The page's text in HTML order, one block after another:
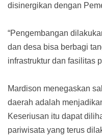
disinergikan dengan
“Pengembangan
dan desa bisa berbagi
infrastruktur dan fasilitas
Mardison menegaskan
daerah adalah
Keseriusan itu dapat
pariwisata yang terus